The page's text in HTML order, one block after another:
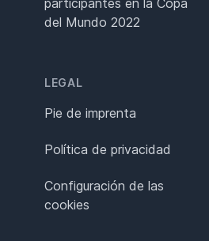
participantes en la Copa
del Mundo 2022
LEGAL
Pie de imprenta
Política de privacidad
Configuración de las
cookies